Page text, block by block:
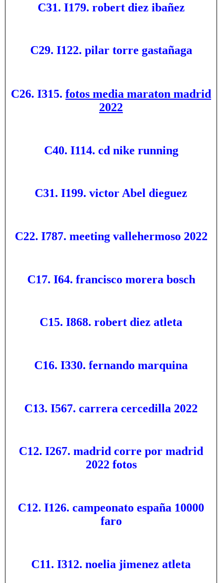
C31. I179. robert diez ibañez
C29. I122. pilar torre gastañaga
C26. I315. fotos media maraton madrid
2022
C40. I114. cd nike running
C31. I199. victor Abel dieguez
C22. I787. meeting vallehermoso 2022
C17. I64. francisco morera bosch
C15. I868. robert diez atleta
C16. I330. fernando marquina
C13. I567. carrera cercedilla 2022
C12. I267. madrid corre por madrid
2022 fotos
C12. I126. campeonato españa 10000
faro
C11. I312. noelia jimenez atleta